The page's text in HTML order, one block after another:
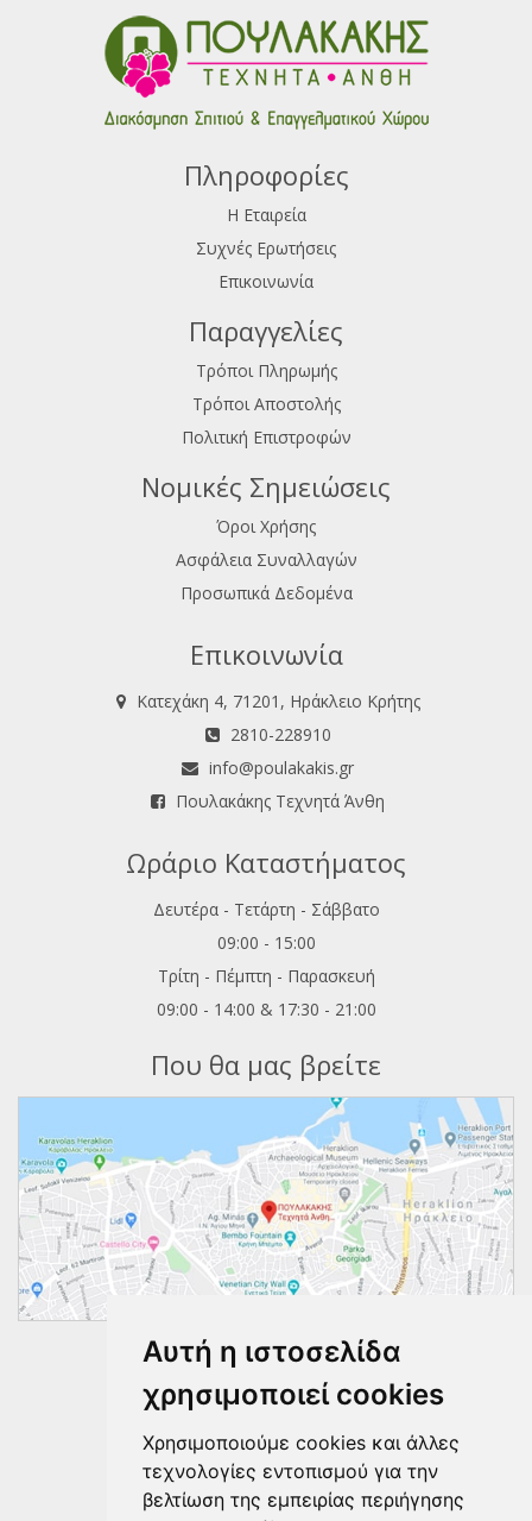
Αυτή η ιστοσελίδα
χρησιμοποιεί cookies
Χρησιμοποιούμε cookies και άλλες
τεχνολογίες εντοπισμού για την
βελτίωση της εμπειρίας περιήγησης
Πληροφορίες
Η Εταιρεία
Συχνές Ερωτήσεις
Επικοινωνία
Παραγγελίες
Τρόποι Πληρωμής
Τρόποι Αποστολής
Πολιτική Επιστροφών
Νομικές Σημειώσεις
Όροι Χρήσης
Ασφάλεια Συναλλαγών
Προσωπικά Δεδομένα
Επικοινωνία
Κατεχάκη 4, 71201, Ηράκλειο Κρήτης
2810-228910
info@poulakakis.gr
Πουλακάκης Τεχνητά Άνθη
Ωράριο Καταστήματος
Δευτέρα - Τετάρτη - Σάββατο
09:00 - 15:00
Τρίτη - Πέμπτη - Παρασκευή
09:00 - 14:00 & 17:30 - 21:00
Που θα μας βρείτε
Ακολουθήστε μας